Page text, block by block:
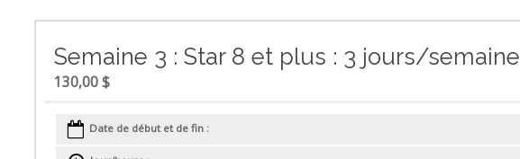
Semaine 3 : Star 8 et plus : 3 jours/semaine
130,00 $
Date de début et de fin :